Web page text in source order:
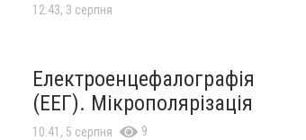
12:43, 3 серпня
Електроенцефалографія
(ЕЕГ). Мікрополярізація
10:41, 5 серпня 9